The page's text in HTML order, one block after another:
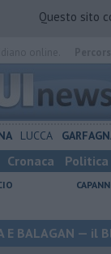
Questo sito
LUCCA
Cronaca Politica
E BALAGAN — il